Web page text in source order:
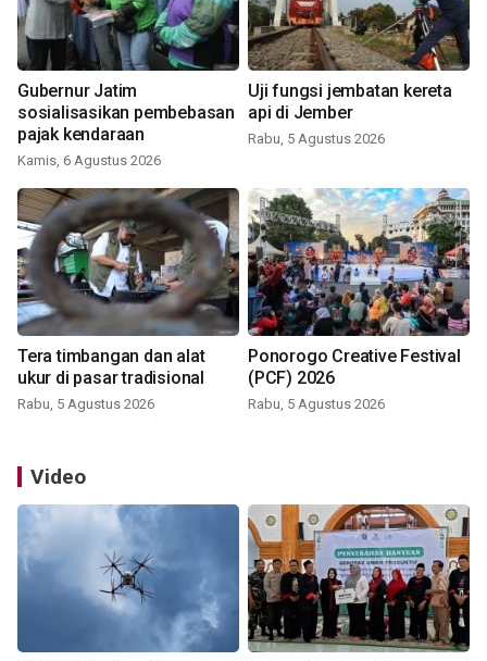
Gubernur Jatim
sosialisasikan pembebasan
pajak kendaraan
Kamis, 6 Agustus 2026
Uji fungsi jembatan kereta
api di Jember
Rabu, 5 Agustus 2026
Tera timbangan dan alat
ukur di pasar tradisional
Rabu, 5 Agustus 2026
Ponorogo Creative Festival
(PCF) 2026
Rabu, 5 Agustus 2026
Video